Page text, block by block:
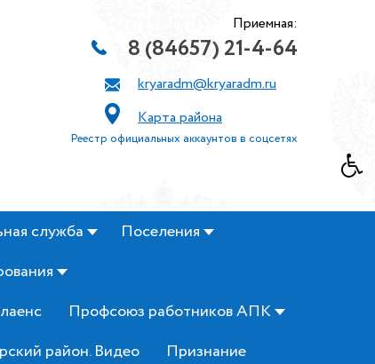
Приемная:
8 (84657) 21-4-64
kryaradm@kryaradm.ru
Карта района
Реестр официальных аккаунтов в соцсетях
служба
Поселения
Профсоюз работников АПК
район. Видео
Признание